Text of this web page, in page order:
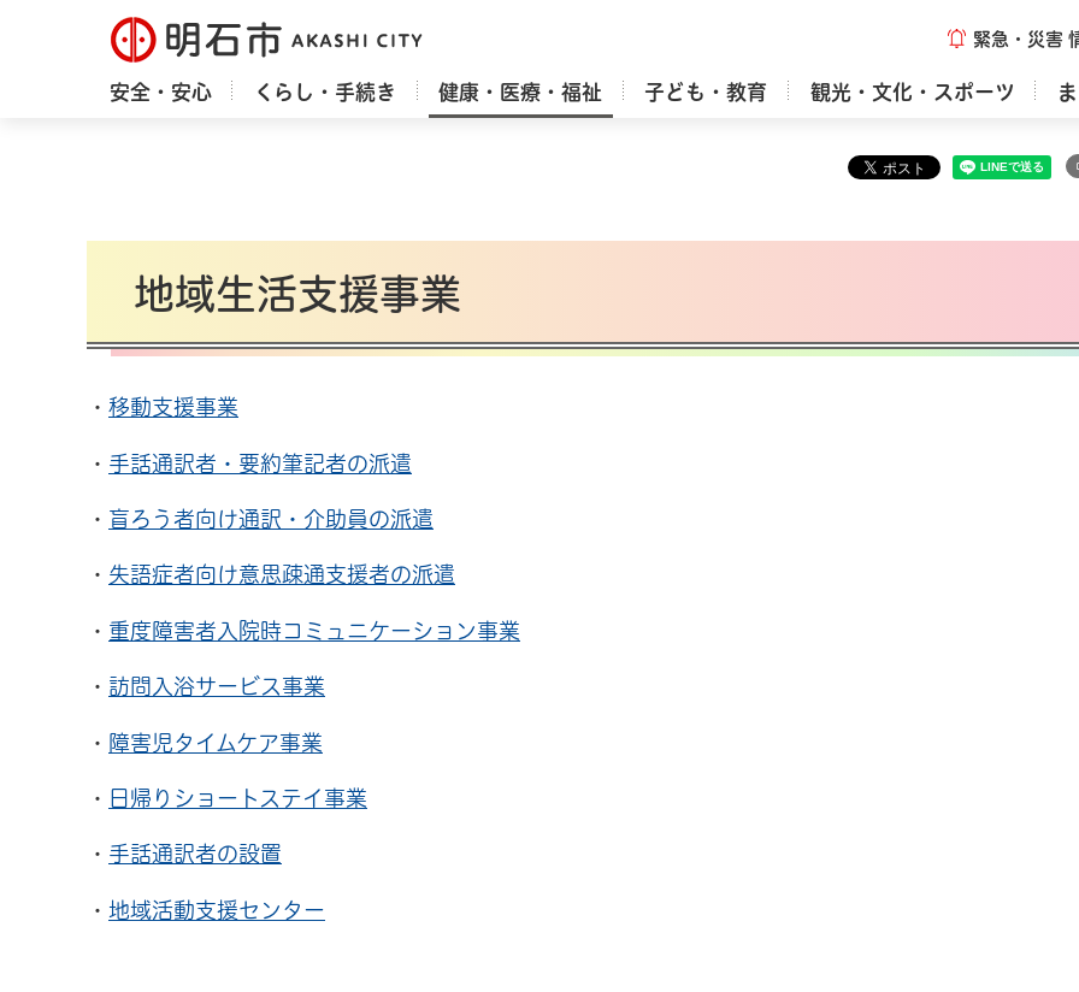
明石市 緊急・災害
安全・安心 くらし・手続き 健康・医療・福祉 子ども・教育 観光・文化・スポーツ
地域生活支援事業
・ 移動支援事業
・ 手話通訳者・要約筆記者の派遣
・ 盲ろう者向け通訳・介助員の派遣
・ 失語症者向け意思疎通支援者の派遣
・ 重度障害者入院時コミュニケーション事業
・ 訪問入浴サービス事業
・ 障害児タイムケア事業
・ 日帰りショートステイ事業
・ 手話通訳者の設置
・ 地域活動支援センター